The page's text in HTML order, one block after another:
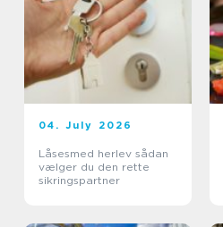
04. July 2026
Låsesmed herlev sådan
vælger du den rette
sikringspartner